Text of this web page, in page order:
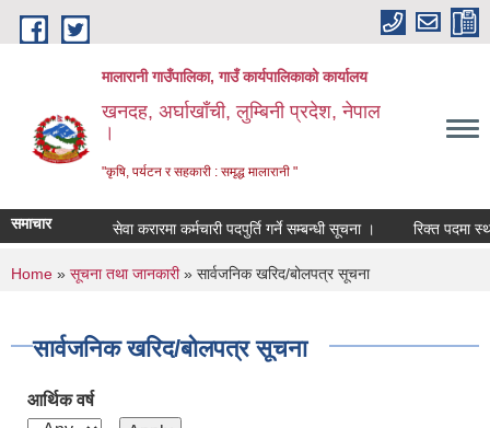
Skip to main content
मालारानी गाउँपालिका, गाउँ कार्यपालिकाको कार्यालय
खनदह, अर्घाखाँची, लुम्बिनी प्रदेश, नेपाल
।
"कृषि, पर्यटन र सहकारी : समृद्ध मालारानी "
समाचार सेवा करारमा कर्मचारी पदपुर्ति गर्ने सम्बन्धी सूचना । रिक्त पदमा
You are here
Home » सूचना तथा जानकारी» सार्वजनिक खरिद/बोलपत्र सूचना
सार्वजनिक खरिद/बोलपत्र सूचना
आर्थिक वर्ष